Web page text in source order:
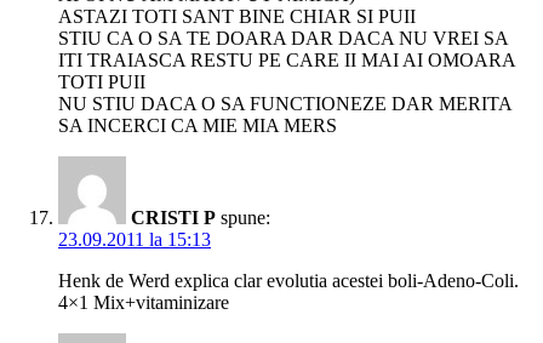
ASTAZI TOTI SANT BINE CHIAR SI PUII
STIU CA O SA TE DOARA DAR DACA NU VREI SA
ITI TRAIASCA RESTU PE CARE II MAI AI OMOARA
TOTI PUII
NU STIU DACA O SA FUNCTIONEZE DAR MERITA
SA INCERCI CA MIE MIA MERS
CRISTI P spune:
23.09.2011 la 15:13
Henk de Werd explica clar evolutia acestei boli-Adeno-Coli.
4×1 Mix+vitaminizare